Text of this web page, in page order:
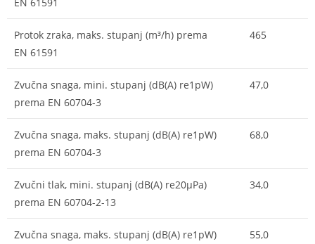
Protok zraka, maks. stupanj (m³/h) prema
EN 61591
465
Zvučna snaga, mini. stupanj (dB(A) re1pW)
prema EN 60704-3
47,0
Zvučna snaga, maks. stupanj (dB(A) re1pW)
prema EN 60704-3
68,0
Zvučni tlak, mini. stupanj (dB(A) re20µPa)
prema EN 60704-2-13
34,0
Zvučna snaga, maks. stupanj (dB(A) re1pW)
55,0